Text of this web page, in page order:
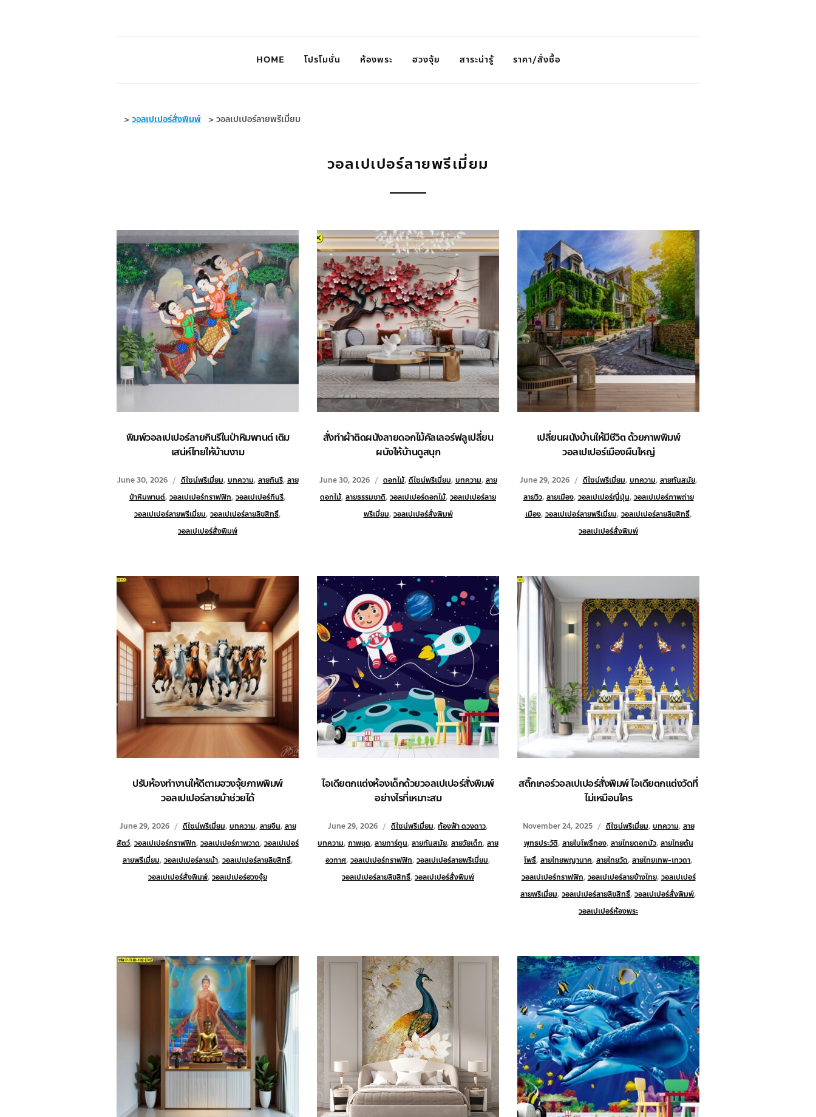
HOME โปรโมชั่น ห้องพระ ฮวงจุ้ย สาระน่ารู้ ราคา/สั่งซื้อ
>วอลเปเปอร์สั่งพิมพ์ >วอลเปเปอร์ลายพรีเมี่ยม
วอลเปเปอร์ลายพรีเมี่ยม
พิมพ์วอลเปเปอร์ลายกินรีในป่าหิมพานต์ เติม
เสน่ห์ไทยให้บ้านงาม
June 30, 2026 ดีไซน์พรีเมี่ยม, บทความ, ลายกินรี, ลาย
ป่าหิมพานต์, วอลเปเปอร์กราฟฟิก, วอลเปเปอร์กินรี,
วอลเปเปอร์ลายพรีเมี่ยม, วอลเปเปอร์ลายลิขสิทธิ์,
วอลเปเปอร์สั่งพิมพ์
สั่งทำผ้าติดผนังลายดอกไม้คัลเลอร์ฟลูเปลี่ยน
ผนังให้บ้านดูสนุก
June 30, 2026 ดอกไม้, ดีไซน์พรีเมี่ยม, บทความ, ลาย
ดอกไม้, ลายธรรมชาติ, วอลเปเปอร์ดอกไม้, วอลเปเปอร์ลาย
พรีเมี่ยม, วอลเปเปอร์สั่งพิมพ์
เปลี่ยนผนังบ้านให้มีชีวิต ด้วยภาพพิมพ์
วอลเปเปอร์เมืองผืนใหญ่
June 29, 2026 ดีไซน์พรีเมี่ยม, บทความ, ลายทันสมัย,
ลายวิว, ลายเมือง, วอลเปเปอร์ญี่ปุ่น, วอลเปเปอร์ภาพถ่าย
เมือง, วอลเปเปอร์ลายพรีเมี่ยม, วอลเปเปอร์ลายลิขสิทธิ์,
วอลเปเปอร์สั่งพิมพ์
ปรับห้องทำงานให้ดีตามฮวงจุ้ยภาพพิมพ์
วอลเปเปอร์ลายม้าช่วยได้
June 29, 2026 ดีไซน์พรีเมี่ยม, บทความ, ลายจีน, ลาย
สัตว์, วอลเปเปอร์กราฟฟิก, วอลเปเปอร์ภาพวาด, วอลเปเปอร์
ลายพรีเมี่ยม, วอลเปเปอร์ลายม้า, วอลเปเปอร์ลายลิขสิทธิ์,
วอลเปเปอร์สั่งพิมพ์, วอลเปเปอร์ฮวงจุ้ย
ไอเดียตกแต่งห้องเด็กด้วยวอลเปเปอร์สั่งพิมพ์
อย่างไรที่เหมาะสม
June 29, 2026 ดีไซน์พรีเมี่ยม, ท้องฟ้า ดวงดาว,
บทความ, ภาพชุด, ลายการ์ตูน, ลายทันสมัย, ลายวัยเด็ก, ลาย
อวกาศ, วอลเปเปอร์กราฟฟิก, วอลเปเปอร์ลายพรีเมี่ยม,
วอลเปเปอร์ลายลิขสิทธิ์, วอลเปเปอร์สั่งพิมพ์
สติ๊กเกอร์วอลเปเปอร์สั่งพิมพ์ ไอเดียตกแต่งวัดที่
ไม่เหมือนใคร
November 24, 2025 ดีไซน์พรีเมี่ยม, บทความ, ลาย
พุทธประวัติ, ลายใบโพธิ์ทอง, ลายไทยดอกบัว, ลายไทยต้น
โพธิ์, ลายไทยพญานาค, ลายไทยวัด, ลายไทยเทพ-เทวดา,
วอลเปเปอร์กราฟฟิก, วอลเปเปอร์ลายข้างไทย, วอลเปเปอร์
ลายพรีเมี่ยม, วอลเปเปอร์ลายลิขสิทธิ์, วอลเปเปอร์สั่งพิมพ์,
วอลเปเปอร์ห้องพระ